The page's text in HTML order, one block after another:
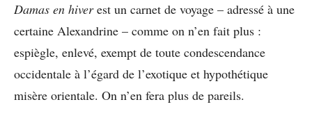
Damas en hiverest un carnet de voyage – adressé à une
certaine Alexandrine – comme on n’en fait plus :
espiègle, enlevé, exempt de toute condescendance
occidentale à l’égard de l’exotique et hypothétique
misère orientale. On n’en fera plus de pareils.